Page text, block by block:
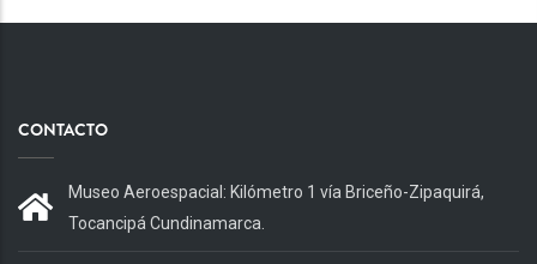
CONTACTO
Museo Aeroespacial: Kilómetro 1 vía Briceño-Zipaquirá,
Tocancipá Cundinamarca.